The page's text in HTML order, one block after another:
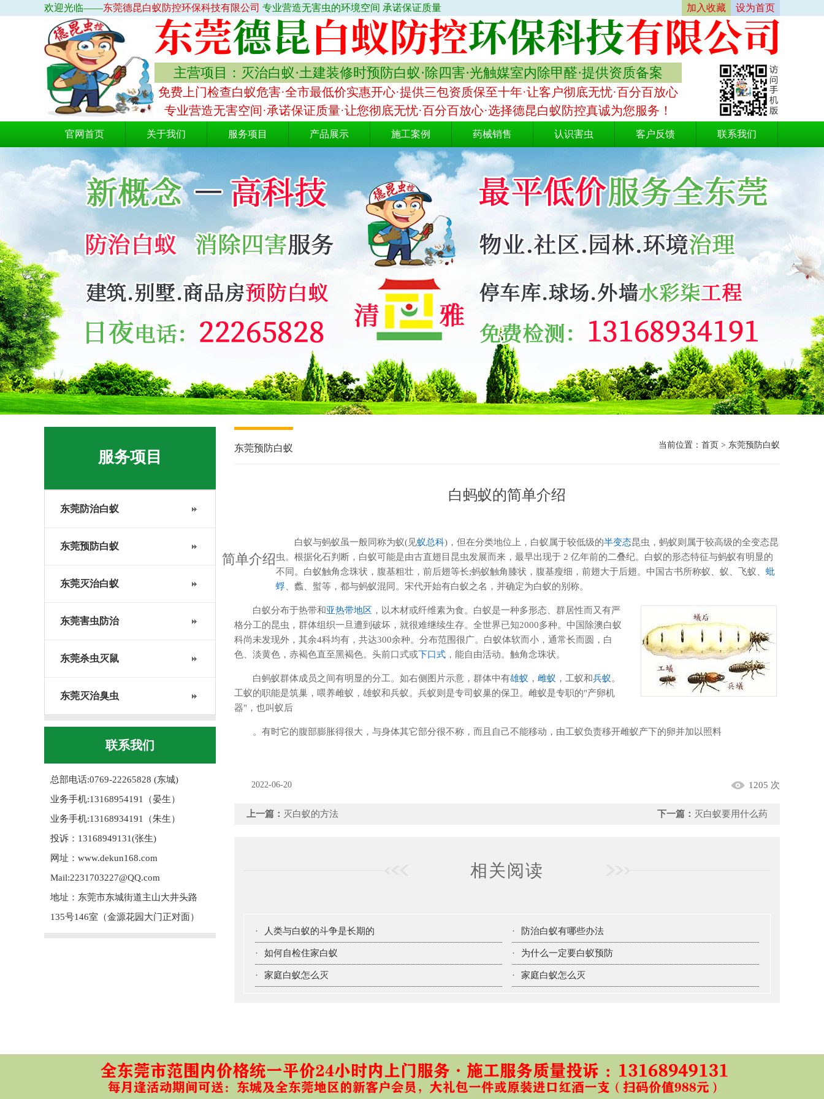
欢迎光临——东莞德昆白蚁防控环保科技有限公司 专业营造无害虫的环境空间 承诺保证质量 加入收藏 设为首页
主营项目：灭治白蚁·土建装修时预防白蚁·除四害·光触媒室内除甲醛·提供资质备案
免费上门检查白蚁危害·全市最低价实惠开心·提供三包资质保至十年·让客户彻底无忧·百分百放心
专业营造无害空间·承诺保证质量·让您彻底无忧·百分百放心·选择德昆白蚁防控真诚为您服务！
官网首页 关于我们 服务项目 产品展示 施工案例 药械销售 认识害虫 客户反馈 联系我们
服务项目
东莞防治白蚁
东莞预防白蚁
东莞灭治白蚁
东莞害虫防治
东莞杀虫灭鼠
东莞灭治臭虫
联系我们
总部电话:0769-22265828 (东城)
业务手机:13168954191（晏生）
业务手机:13168934191（朱生）
投诉：13168949131(张生)
网址：www.dekun168.com
Mail:2231703227@QQ.com
地址：东莞市东城街道主山大井头路
135号146室（金源花园大门正对面）
东莞预防白蚁 当前位置： 首页 > 东莞预防白蚁
白蚂蚁的简单介绍
简单介绍
白蚁与蚂蚁虽一般同称为蚁(见蚁总科)，但在分类地位上，白蚁属于较低级的半变态昆虫，蚂蚁则属于较高级的全变态昆
虫。根据化石判断，白蚁可能是由古直翅目昆虫发展而来，最早出现于 2 亿年前的二叠纪。白蚁的形态特征与蚂蚁有明显的
不同。白蚁触角念珠状，腹基粗壮，前后翅等长;蚂蚁触角膝状，腹基瘦细，前翅大于后翅。中国古书所称蚁、蚁、飞蚁、 蚍
蜉 、蠡、螱等，都与蚂蚁混同。宋代开始有白蚁之名，并确定为白蚁的别称。
白蚁分布于热带和亚热带地区 ，以木材或纤维素为食。白蚁是一种多形态、群居性而又有严
格分工的昆虫，群体组织一旦遭到破坏，就很难继续生存。全世界已知2000多种。中国除澳白蚁
科尚未发现外，其余4科均有，共达300余种。分布范围很广。白蚁体软而小，通常长而圆，白
色、淡黄色，赤褐色直至黑褐色。头前口式或下口式 ，能自由活动。触角念珠状。
白蚂蚁群体成员之间有明显的分工。如右侧图片示意，群体中有雄蚁 ， 雌蚁 ，工蚁和兵蚁。
工蚁的职能是筑巢，喂养雌蚁，雄蚁和兵蚁。兵蚁则是专司蚁巢的保卫。雌蚁是专职的"产卵机
器"，也叫蚁后
。有时它的腹部膨胀得很大，与身体其它部分很不称，而且自己不能移动，由工蚁负责移开雌蚁产下的卵并加以照料
2022-06-20 1205 次
上一篇： 灭白蚁的方法 下一篇： 灭白蚁要用什么药
相关阅读
· 人类与白蚁的斗争是长期的 · 防治白蚁有哪些办法
· 如何自检住家白蚁 · 为什么一定要白蚁预防
· 家庭白蚁怎么灭 · 家庭白蚁怎么灭